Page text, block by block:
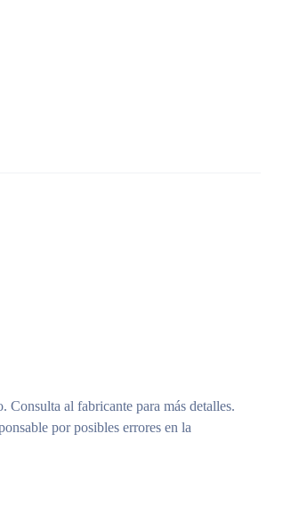
Consulta al fabricante para más detalles.
por posibles errores en la